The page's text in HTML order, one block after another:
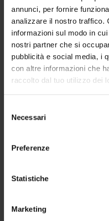
annunci, per fornire
analizzare il nostro traffico.
informazioni sul modo in
nostri partner che si
pubblicità e social media, i
con altre informazioni che
raccolto dal tuo utilizzo dei
delNecessari
Preferenze
Statistiche
Marketing
riscaldamento
acqua di
per la cottura;
Categoria 4: Fluido
per la salute
più “sostanze
una o più
cancerogene.
anticorrosivo non
umano; acqua +
Categoria 5:
rischio per la